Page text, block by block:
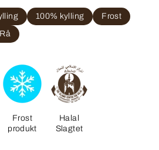
100% kylling
Frost
Rå
Frost
produkt
Halal
Slagtet